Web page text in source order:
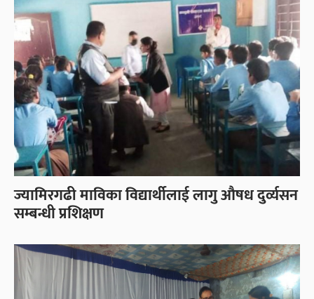
ज्यामिरगढी माविका विद्यार्थीलाई लागु औषध दुर्व्यसन
सम्बन्धी प्रशिक्षण